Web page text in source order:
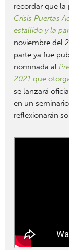
recordar que
Crisis Puertas
estallido y la
noviembre del
parte ya fue
nominada al
2021 que
se lanzará
en un
reflexionarán